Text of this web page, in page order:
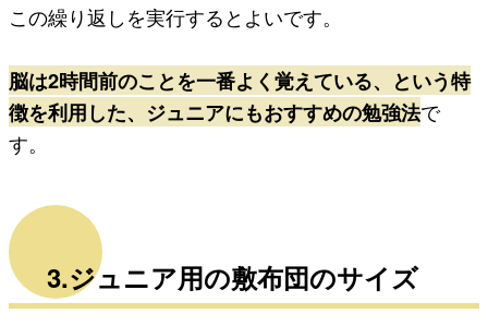
この繰り返しを実行するとよいです。
脳は2時間前のことを一番よく覚えている、という特
徴を利用した、ジュニアにもおすすめの勉強法で
す。
3.ジュニア用の敷布団のサイズ